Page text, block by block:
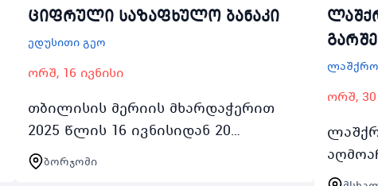
ციფრული საზაფხულო ბანაკი
ედუსითი გეო
ორშ, 16 ივნისი
თბილისის მერიის მხარდაჭერით
2025 წლის 16 ივნისიდან 20
ივნისამდე ბორჯომში ტარდება
ციფრული საზაფხულო ბანაკი
ბორჯომი
ორშ, 30